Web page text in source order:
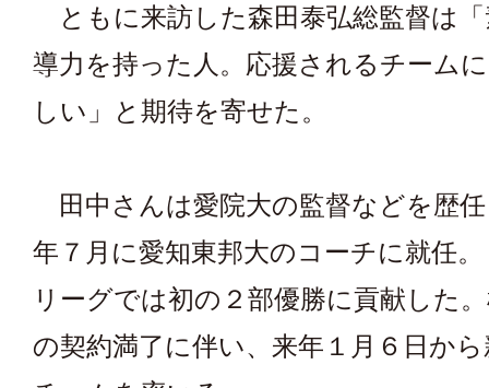
ともに来訪した森田泰弘総監督は
導力を持った人。応援されるチーム
しい」と期待を寄せた。
田中さんは愛院大の監督などを歴
年７月に愛知東邦大のコーチに就任
リーグでは初の２部優勝に貢献した
の契約満了に伴い、来年１月６日か